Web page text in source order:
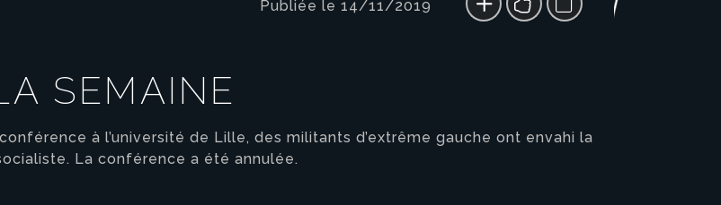
Publiée le 14/11/2019
SEMAINE
à l’université de Lille, des militants d’extrême gauche ont envahi la
La conférence a été annulée.